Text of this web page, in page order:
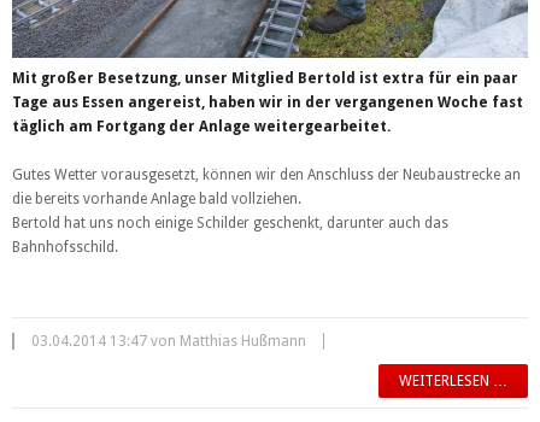
Mit großer Besetzung, unser Mitglied Bertold ist extra für ein paar
Tage aus Essen angereist, haben wir in der vergangenen Woche fast
täglich am Fortgang der Anlage weitergearbeitet.
Gutes Wetter vorausgesetzt, können wir den Anschluss der Neubaustrecke an
die bereits vorhande Anlage bald vollziehen.
Bertold hat uns noch einige Schilder geschenkt, darunter auch das
Bahnhofsschild.
03.04.2014 13:47 von Matthias Hußmann
WEITERLESEN …